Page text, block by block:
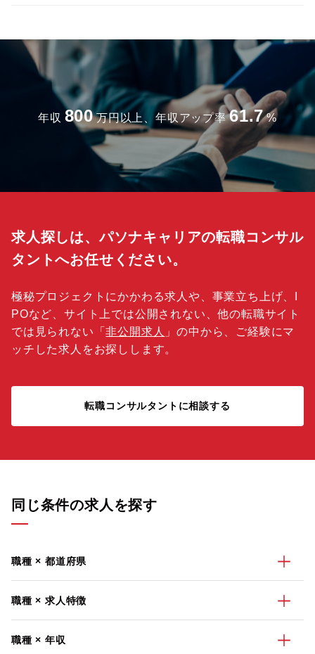
年収 800 万円以上、年収アップ率 61.7 %
求人探しは、パソナキャリアの転職コンサル
タントへお任せください。
極秘プロジェクトにかかわる求人や、事業立ち上げ、I
POなど、サイト上では公開されない、他の転職サイト
では見られない「非公開求人 」の中から、ご経験にマ
ッチした求人をお探しします。
転職コンサルタントに相談する
同じ条件の求人を探す
職種 × 都道府県
職種 × 求人特徴
職種 × 年収